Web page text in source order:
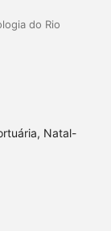
do Rio
Natal-